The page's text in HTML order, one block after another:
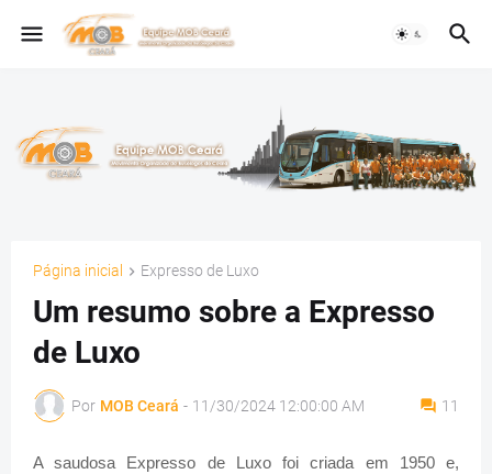
Página inicial Expresso de Luxo
Um resumo sobre a Expresso
de Luxo
Por MOB Ceará - 11/30/2024 12:00:00 AM 11
A saudosa Expresso de Luxo foi criada em 1950 e,